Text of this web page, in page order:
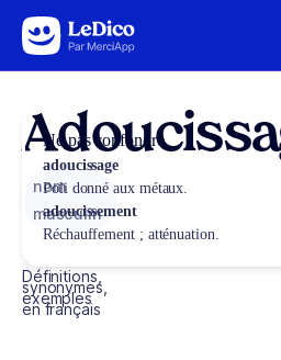
Aller au contenu
nom
masculin
Définitions,
synonymes,
exemples
en français
Ne pas confondre
adoucissage
Poli donné aux métaux.
adoucissement
Réchauffement ; atténuation.